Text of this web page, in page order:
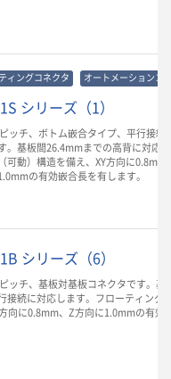
ィングコネクタ オートメーションコ
シリーズ（1）
ッチ、ボトム嵌合タイプ、平行接続
。基板間26.4mmまでの高背に対応
可動）構造を備え、XY方向に
の有効嵌合長を有します。
シリーズ（6）
ッチ、基板対基板コネクタです。基
接続に対応します。フローティング
向に0.8mm、Z方向に1.0mmの有効